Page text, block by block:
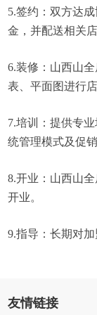
5.签约：双方达
金，并配送相关
6.装修：山西山
表、平面图进行店
7.培训：提供专
统管理模式及促销
8.开业：山西山
开业。
9.指导：长期对
友情链接